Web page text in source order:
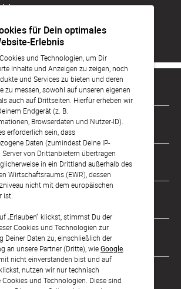
für Dein optimales
Erlebnis
und Technologien, um Dir
Inhalte und Anzeigen zu zeigen, noch
und Services zu bieten und deren
zu messen, sowohl auf unseren eigenen
auch auf Drittseiten. Hierfür erheben wir
Endgerät (z. B.
Browserdaten und Nutzer-ID).
erforderlich sein, dass
Daten (zumindest Deine IP-
Server von Drittanbietern übertragen
in ein Drittland außerhalb des
Wirtschaftsraums (EWR), dessen
nicht mit dem europäischen
ist.
„Erlauben“ klickst, stimmst Du der
Cookies und Technologien zur
Deiner Daten zu, einschließlich der
an unsere Partner (Dritte), wieGoogle
nicht einverstanden bist und auf
nutzen wir nur technisch
und Technologien. Diese sind
Hotline
10
bis 17 Uhr